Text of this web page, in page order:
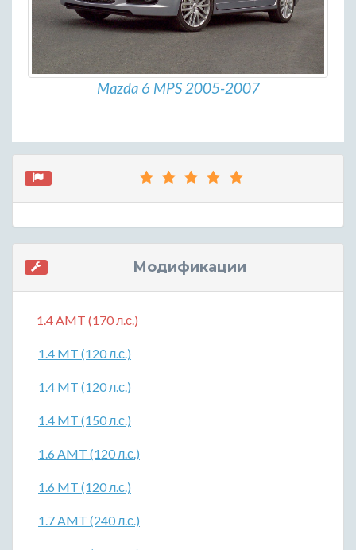
Mazda 6 MPS 2005-2007
Модификации
1.4 AMT (170 л.с.)
1.4 MT (120 л.с.)
1.4 MT (120 л.с.)
1.4 MT (150 л.с.)
1.6 AMT (120 л.с.)
1.6 MT (120 л.с.)
1.7 AMT (240 л.с.)